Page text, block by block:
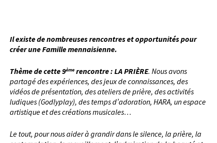
Il existe de nombreuses rencontres et opportunités pour
créer une Famille mennaisienne.
Thème de cette 9ème rencontre : LA PRIÈRE. Nous avons
partagé des expériences, des jeux de connaissances, des
vidéos de présentation, des ateliers de prière, des activités
ludiques (Godlyplay), des temps d’adoration, HARA, un espace
artistique et des créations musicales…
Le tout, pour nous aider à grandir dans le silence, la prière, la